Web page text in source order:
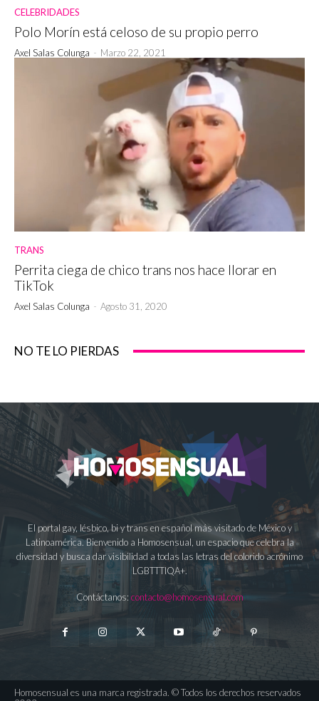
CELEBRIDADES
Polo Morín está celoso de su propio perro
Axel Salas Colunga - Marzo 22, 2021
TRANS
Perrita ciega de chico trans nos hace llorar en
TikTok
Axel Salas Colunga - Agosto 31, 2020
NO TE LO PIERDAS
El portal gay, lésbico, bi y trans en español más visitado de México y
Latinoamérica. Bienvenido a Homosensual, un espacio que celebra la
diversidad y busca dar visibilidad a todas las letras del colorido acrónimo
LGBTTTIQA+.
Contáctanos: contacto@homosensual.com
Homosensual es una marca registrada. © Todos los derechos reservados